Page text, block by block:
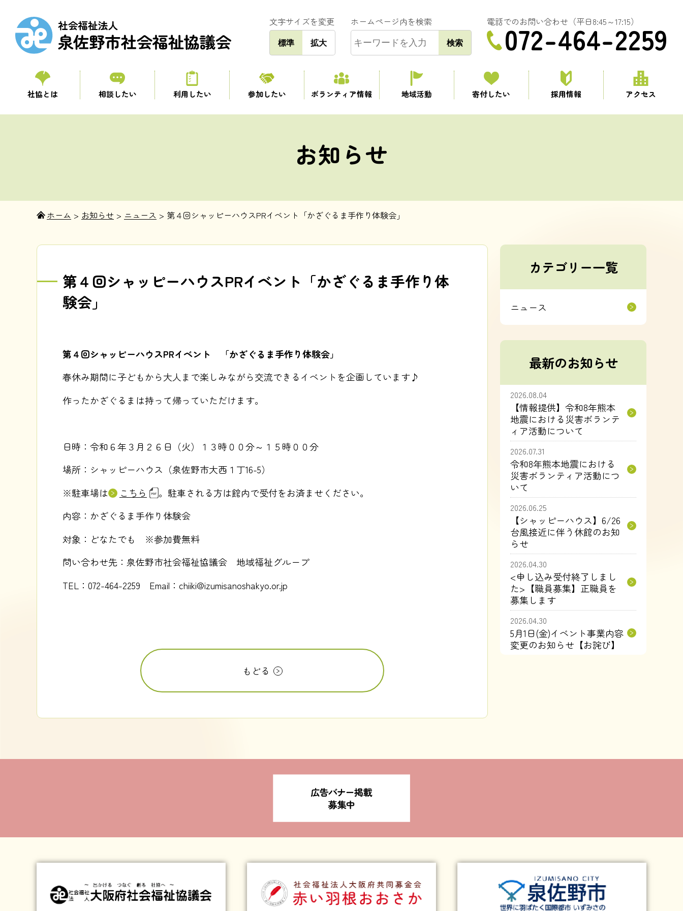
文字サイズを変更
標準 拡大
ホームページ内を検索
検索
電話でのお問い合わせ（平日8:45～17:15）
072-464-2259
社協とは 相談したい 利用したい 参加したい ボランティア情報 地域活動 寄付したい 採用情報 アクセス
お知らせ
ホーム > お知らせ > ニュース > 第４回シャッピーハウスPRイベント「かざぐるま手作り体験会」
第４回シャッピーハウスPRイベント「かざぐるま手作り体
験会」
第４回シャッピーハウスPRイベント 「かざぐるま手作り体験会」
春休み期間に子どもから大人まで楽しみながら交流できるイベントを企画しています♪
作ったかざぐるまは持って帰っていただけます。
日時：令和６年３月２６日（火）１３時００分～１５時００分
場所：シャッピーハウス（泉佐野市大西１丁16-5）
※駐車場は
こちら
。駐車される方は館内で受付をお済ませください。
内容：かざぐるま手作り体験会
対象：どなたでも ※参加費無料
問い合わせ先：泉佐野市社会福祉協議会 地域福祉グループ
TEL：072-464-2259 Email：chiiki@izumisanoshakyo.or.jp
もどる
カテゴリー一覧
ニュース
最新のお知らせ
2026.08.04
【情報提供】令和8年熊本
地震における災害ボランテ
ィア活動について
2026.07.31
令和8年熊本地震における
災害ボランティア活動につ
いて
2026.06.25
【シャッピーハウス】6/26
台風接近に伴う休館のお知
らせ
2026.04.30
<申し込み受付終了しまし
た>【職員募集】正職員を
募集します
2026.04.30
5月1日(金)イベント事業内容
変更のお知らせ【お詫び】